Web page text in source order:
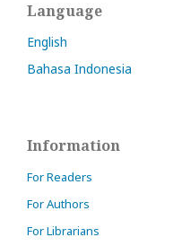
Language
English
Bahasa Indonesia
Information
For Readers
For Authors
For Librarians